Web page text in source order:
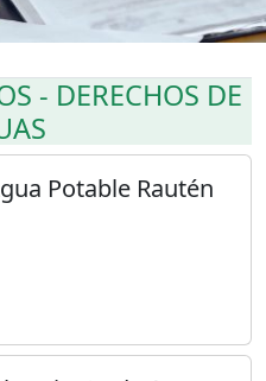
- DERECHOS DE
Potable Rautén